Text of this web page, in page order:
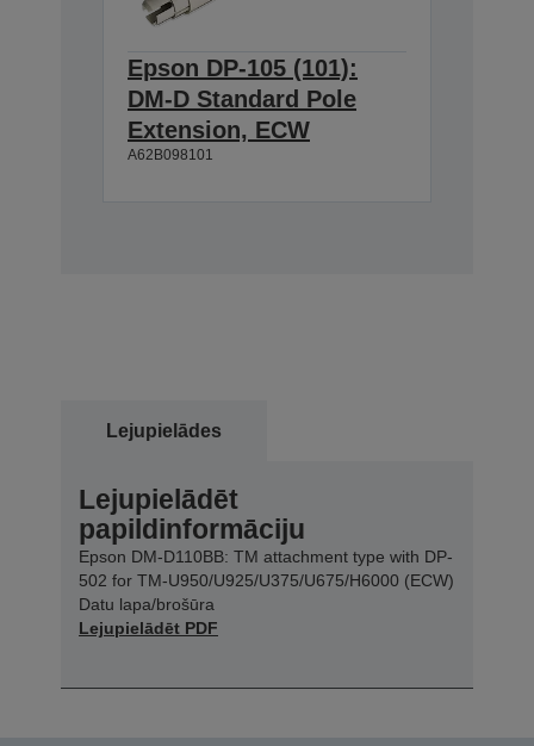
Epson DP-105 (101):
DM-D Standard Pole
Extension, ECW
A62B098101
Lejupielādes
Lejupielādēt
papildinformāciju
Epson DM-D110BB: TM attachment type with DP-
502 for TM-U950/U925/U375/U675/H6000 (ECW)
Datu lapa/brošūra
Lejupielādēt PDF